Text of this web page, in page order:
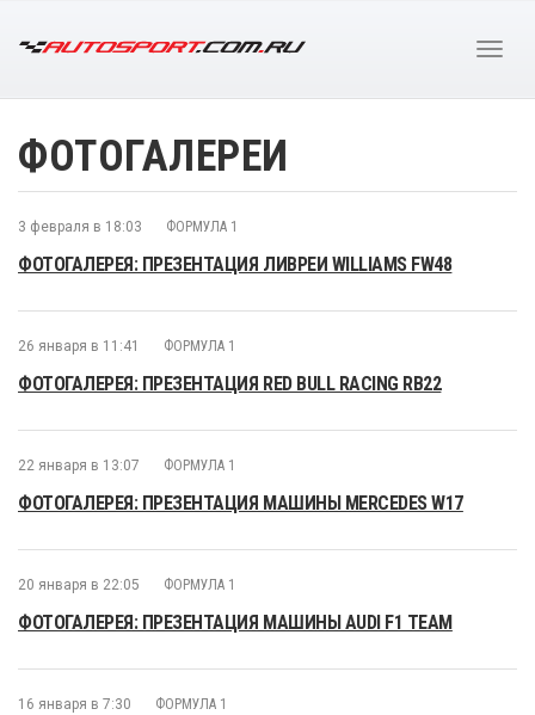
ФОТОГАЛЕРЕИ
3 февраля в 18:03 ФОРМУЛА 1
ФОТОГАЛЕРЕЯ: ПРЕЗЕНТАЦИЯ ЛИВРЕИ WILLIAMS FW48
26 января в 11:41 ФОРМУЛА 1
ФОТОГАЛЕРЕЯ: ПРЕЗЕНТАЦИЯ RED BULL RACING RB22
22 января в 13:07 ФОРМУЛА 1
ФОТОГАЛЕРЕЯ: ПРЕЗЕНТАЦИЯ МАШИНЫ MERCEDES W17
20 января в 22:05 ФОРМУЛА 1
ФОТОГАЛЕРЕЯ: ПРЕЗЕНТАЦИЯ МАШИНЫ AUDI F1 TEAM
16 января в 7:30 ФОРМУЛА 1